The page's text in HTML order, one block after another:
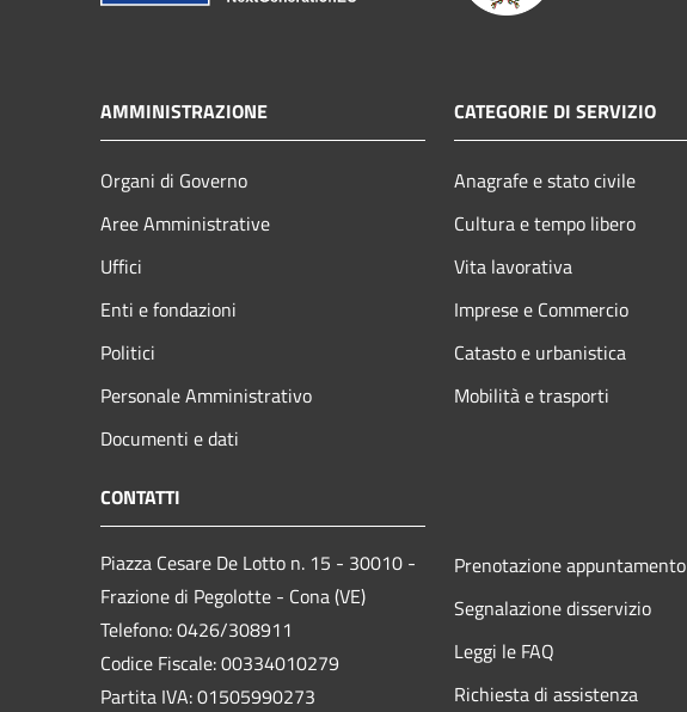
AMMINISTRAZIONE
Organi di Governo
Aree Amministrative
Uffici
Enti e fondazioni
Politici
Personale Amministrativo
Documenti e dati
CATEGORIE DI SERVIZIO
Anagrafe e stato civile
Cultura e tempo libero
Vita lavorativa
Imprese e Commercio
Catasto e urbanistica
Mobilità e trasporti
CONTATTI
Piazza Cesare De Lotto n. 15 - 30010 -
Frazione di Pegolotte - Cona (VE)
Telefono: 0426/308911
Codice Fiscale: 00334010279
Partita IVA: 01505990273
Prenotazione appuntamento
Segnalazione disservizio
Leggi le FAQ
Richiesta di assistenza